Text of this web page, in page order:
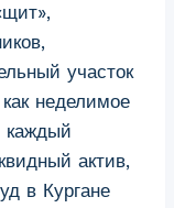
участок
неделимое
каждый
актив,
в Кургане